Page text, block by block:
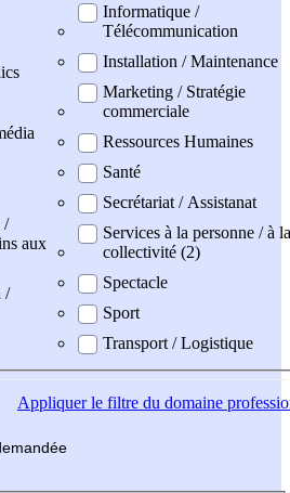
/
aux
/
Informatique /
Télécommunication
Installation / Maintenance
Marketing / Stratégie
commerciale
Ressources Humaines
Santé
Secrétariat / Assistanat
Services à la personne / à la
collectivité (2)
Spectacle
Sport
Transport / Logistique
Appliquerle filtre du domaine